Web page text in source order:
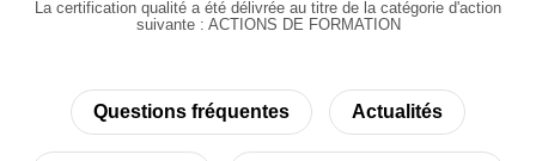
La certification qualité a été délivrée au titre de la catégorie d'action
suivante : ACTIONS DE FORMATION
Questions fréquentes Actualités